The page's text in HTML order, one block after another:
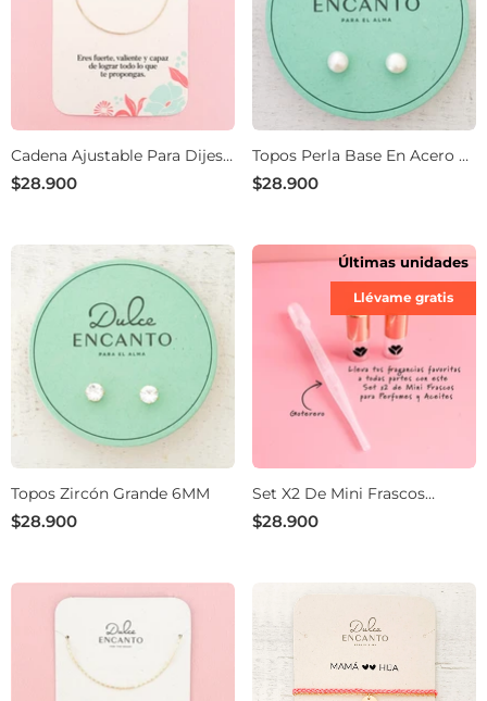
Cadena Ajustable Para Dijes
Personalizados
$28.900
Topos Perla Base En Acero 6
Mm
$28.900
Topos Zircón Grande 6MM
$28.900
Últimas unidades
Llévame gratis
Set X2 De Mini Frascos
Dorados Para Perfumes Y
Aceites – 1 Ml
$28.900